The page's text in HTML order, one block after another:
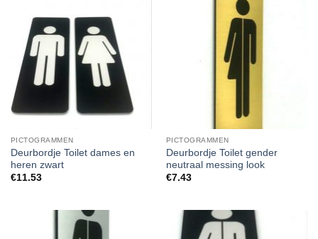
PICTOGRAMMEN
Deurbordje Toilet dames en
heren zwart
€11.53
PICTOGRAMMEN
Deurbordje Toilet gender
neutraal messing look
€7.43